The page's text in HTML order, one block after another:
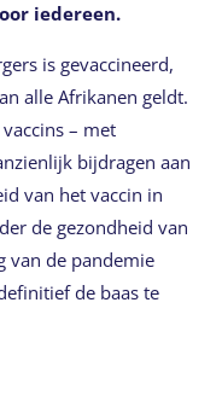
iedereen.
is gevaccineerd,
alle Afrikanen geldt.
– met
bijdragen aan
van het vaccin in
de gezondheid van
van de pandemie
de baas te